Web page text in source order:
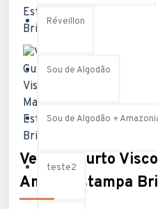
Réveillon
Sou de Algodão
Sou de Algodão +
teste2
Vestido Curto
Ampla Estampa